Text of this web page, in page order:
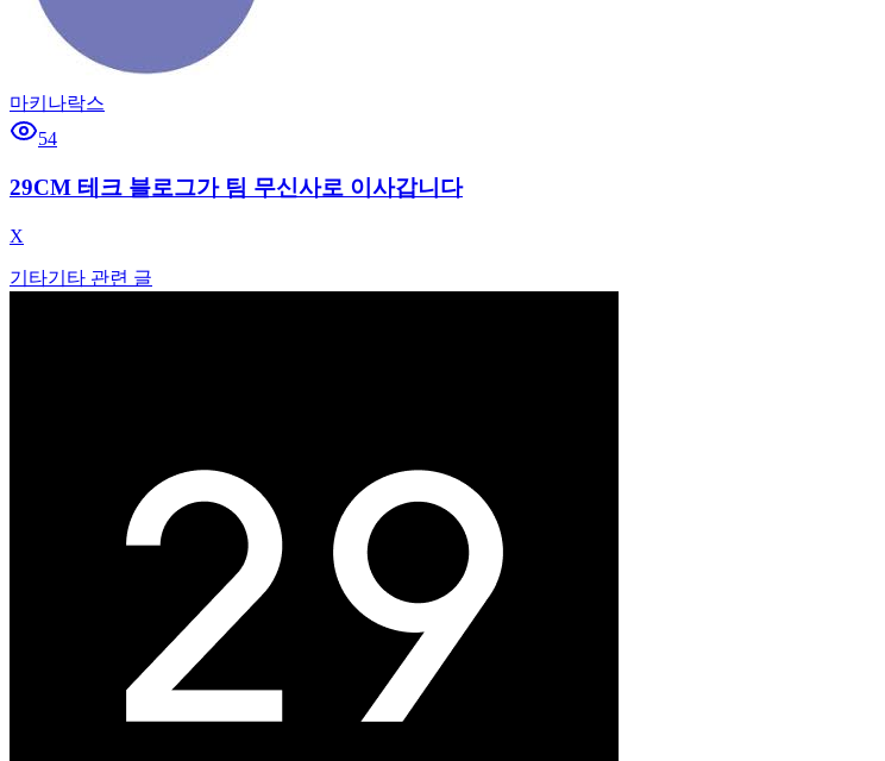
마키나락스
54
29CM 테크 블로그가 팀 무신사로 이사갑니다
X
기타기타 관련 글